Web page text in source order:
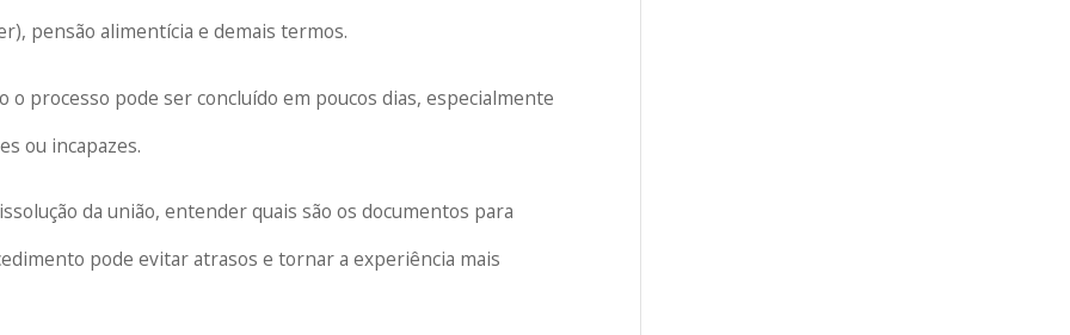
pensão alimentícia e demais termos.
o processo pode ser concluído em poucos dias, especialmente
ou incapazes.
da união, entender quais são os documentos para
pode evitar atrasos e tornar a experiência mais